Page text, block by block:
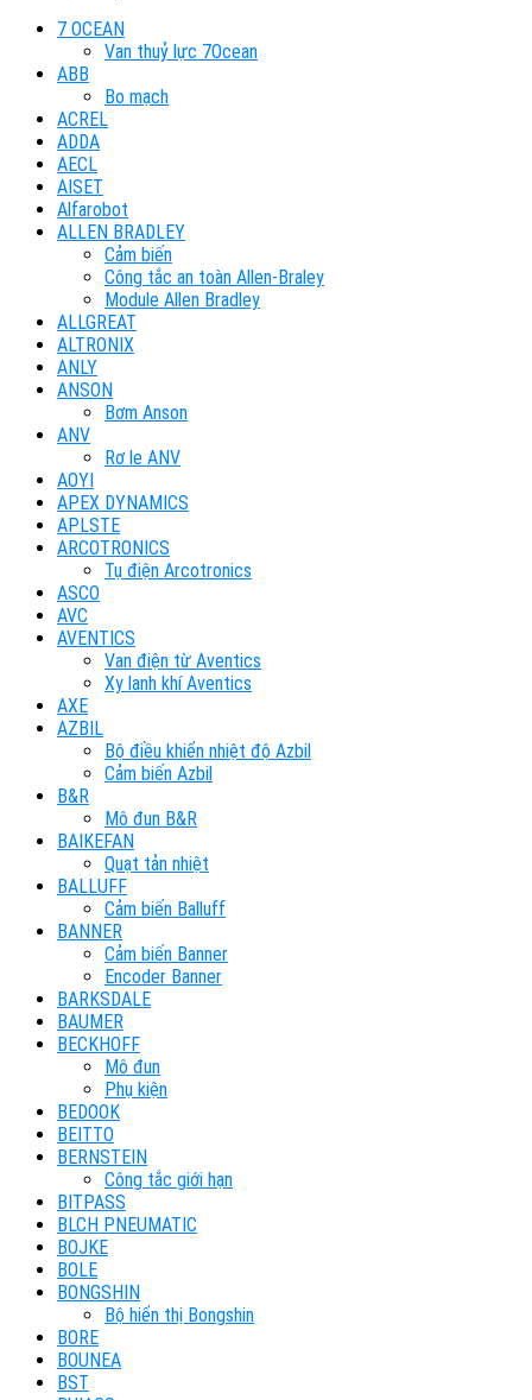
7 OCEAN
Van thuỷ lực 7Ocean
ABB
Bo mạch
ACREL
ADDA
AECL
AISET
Alfarobot
ALLEN BRADLEY
Cảm biến
Công tắc an toàn Allen-Braley
Module Allen Bradley
ALLGREAT
ALTRONIX
ANLY
ANSON
Bơm Anson
ANV
Rơ le ANV
AOYI
APEX DYNAMICS
APLSTE
ARCOTRONICS
Tụ điện Arcotronics
ASCO
AVC
AVENTICS
Van điện từ Aventics
Xy lanh khí Aventics
AXE
AZBIL
Bộ điều khiển nhiệt độ Azbil
Cảm biến Azbil
B&R
Mô đun B&R
BAIKEFAN
Quạt tản nhiệt
BALLUFF
Cảm biến Balluff
BANNER
Cảm biến Banner
Encoder Banner
BARKSDALE
BAUMER
BECKHOFF
Mô đun
Phụ kiện
BEDOOK
BEITTO
BERNSTEIN
Công tắc giới hạn
BITPASS
BLCH PNEUMATIC
BOJKE
BOLE
BONGSHIN
Bộ hiển thị Bongshin
BORE
BOUNEA
BST